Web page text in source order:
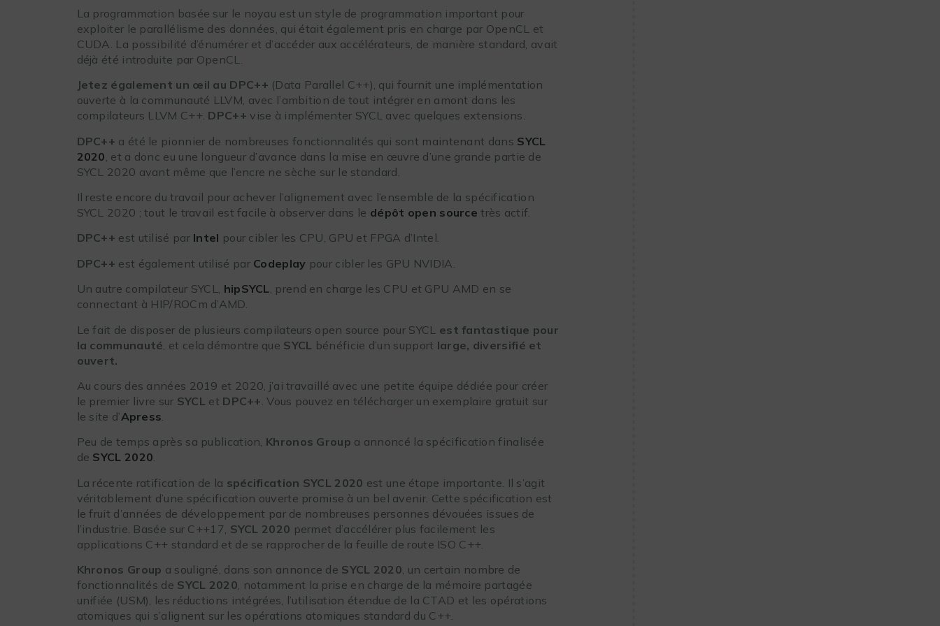
La programmation basée sur le noyau est un style de programmation important pour
exploiter le parallélisme des données, qui était également pris en charge par OpenCL et
CUDA. La possibilité d’énumérer et d’accéder aux accélérateurs, de manière standard, avait
déjà été introduite par OpenCL.
Jetez également un œil au DPC++ (Data Parallel C++), qui fournit une implémentation
ouverte à la communauté LLVM, avec l’ambition de tout intégrer en amont dans les
compilateurs LLVM C++. DPC++ vise à implémenter SYCL avec quelques extensions.
DPC++ a été le pionnier de nombreuses fonctionnalités qui sont maintenant dans SYCL
2020 , et a donc eu une longueur d’avance dans la mise en œuvre d’une grande partie de
SYCL 2020 avant même que l’encre ne sèche sur le standard.
Il reste encore du travail pour achever l’alignement avec l’ensemble de la spécification
SYCL 2020 ; tout le travail est facile à observer dans le dépôt open source très actif.
DPC++ est utilisé par Intel pour cibler les CPU, GPU et FPGA d’Intel.
DPC++ est également utilisé par Codeplay pour cibler les GPU NVIDIA.
Un autre compilateur SYCL, hipSYCL, prend en charge les CPU et GPU AMD en se
connectant à HIP/ROCm d’AMD.
Le fait de disposer de plusieurs compilateurs open source pour SYCL est fantastique pour
la communauté , et cela démontre que SYCL bénéficie d’un support large, diversifié et
ouvert.
Au cours des années 2019 et 2020, j’ai travaillé avec une petite équipe dédiée pour créer
le premier livre sur SYCL et DPC++ . Vous pouvez en télécharger un exemplaire gratuit sur
le site d’Apress
Peu de temps après sa publication, Khronos Group a annoncé la spécification finalisée
de SYCL 2020.
La récente ratification de la spécification SYCL 2020 est une étape importante. Il s’agit
véritablement d’une spécification ouverte promise à un bel avenir. Cette spécification est
le fruit d’années de développement par de nombreuses personnes dévouées issues de
l’industrie. Basée sur C++17, SYCL 2020 permet d’accélérer plus facilement les
applications C++ standard et de se rapprocher de la feuille de route ISO C++.
Khronos Group a souligné, dans son annonce de SYCL 2020, un certain nombre de
fonctionnalités de SYCL 2020, notamment la prise en charge de la mémoire partagée
unifiée (USM), les réductions intégrées, l’utilisation étendue de la CTAD et les opérations
atomiques qui s’alignent sur les opérations atomiques standard du C++.